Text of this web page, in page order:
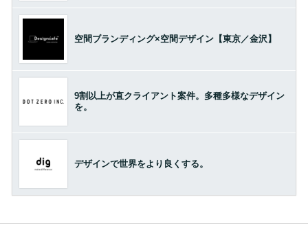
空間ブランディング×空間デザイン【東京／金沢】
9割以上が直クライアント案件。多種多様なデザイン
を。
デザインで世界をより良くする。